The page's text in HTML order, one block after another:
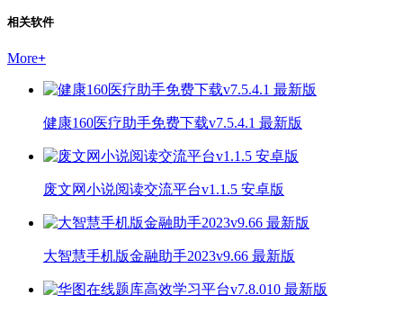
相关软件
More+
健康160医疗助手免费下载v7.5.4.1 最新版
废文网小说阅读交流平台v1.1.5 安卓版
大智慧手机版金融助手2023v9.66 最新版